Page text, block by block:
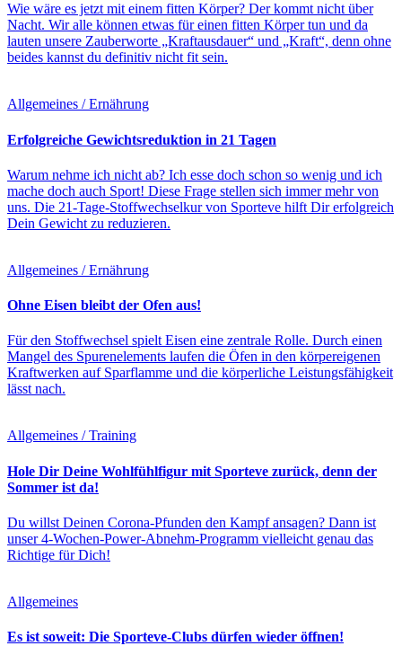
Wie wäre es jetzt mit einem fitten Körper? Der kommt nicht über
Nacht. Wir alle können etwas für einen fitten Körper tun und da
lauten unsere Zauberworte „Kraftausdauer“ und „Kraft“, denn ohne
beides kannst du definitiv nicht fit sein.
Allgemeines / Ernährung
Erfolgreiche Gewichtsreduktion in 21 Tagen
Warum nehme ich nicht ab? Ich esse doch schon so wenig und ich
mache doch auch Sport! Diese Frage stellen sich immer mehr von
uns. Die 21-Tage-Stoffwechselkur von Sporteve hilft Dir erfolgreich
Dein Gewicht zu reduzieren.
Allgemeines / Ernährung
Ohne Eisen bleibt der Ofen aus!
Für den Stoffwechsel spielt Eisen eine zentrale Rolle. Durch einen
Mangel des Spurenelements laufen die Öfen in den körpereigenen
Kraftwerken auf Sparflamme und die körperliche Leistungsfähigkeit
lässt nach.
Allgemeines / Training
Hole Dir Deine Wohlfühlfigur mit Sporteve zurück, denn der
Sommer ist da!
Du willst Deinen Corona-Pfunden den Kampf ansagen? Dann ist
unser 4-Wochen-Power-Abnehm-Programm vielleicht genau das
Richtige für Dich!
Allgemeines
Es ist soweit: Die Sporteve-Clubs dürfen wieder öffnen!